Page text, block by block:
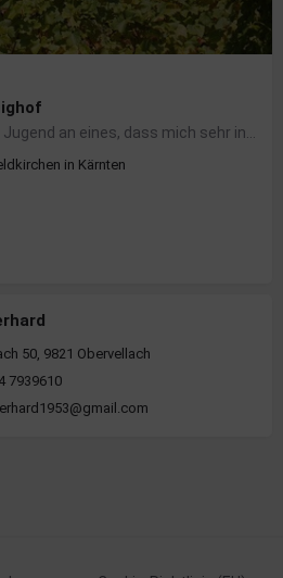
in Kärnten
50, 9821 Obervellach
7939610